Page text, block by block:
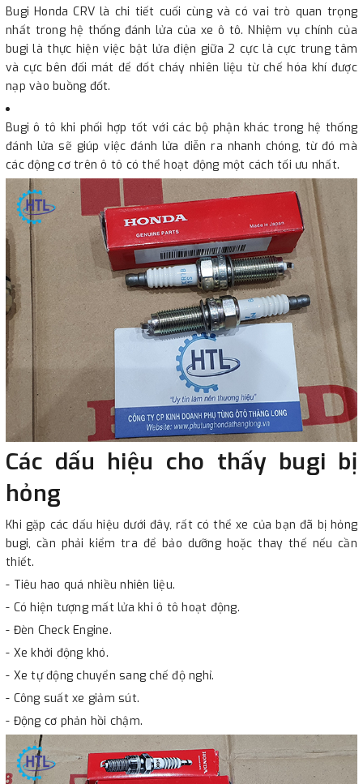
Bugi Honda CRV là chi tiết cuối cùng và có vai trò quan trọng
nhất trong hệ thống đánh lửa của xe ô tô. Nhiệm vụ chính của
bugi là thực hiện việc bật lửa điện giữa 2 cực là cực trung tâm
và cực bên đối mát để đốt cháy nhiên liệu từ chế hóa khí được
nạp vào buồng đốt.
Bugi ô tô khi phối hợp tốt với các bộ phận khác trong hệ thống
đánh lửa sẽ giúp việc đánh lửa diễn ra nhanh chóng, từ đó mà
các động cơ trên ô tô có thể hoạt động một cách tối ưu nhất.
Các dấu hiệu cho thấy bugi bị
hỏng
Khi gặp các dấu hiệu dưới đây, rất có thể xe của bạn đã bị hỏng
bugi, cần phải kiểm tra để bảo dưỡng hoặc thay thế nếu cần
thiết.
- Tiêu hao quá nhiều nhiên liệu.
- Có hiện tượng mất lửa khi ô tô hoạt động.
- Đèn Check Engine.
- Xe khởi động khó.
- Xe tự động chuyển sang chế độ nghỉ.
- Công suất xe giảm sút.
- Động cơ phản hồi chậm.